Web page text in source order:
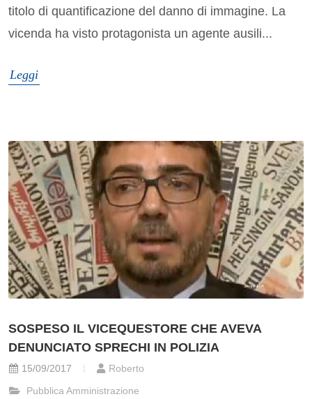
titolo di quantificazione del danno di immagine. La
vicenda ha visto protagonista un agente ausili...
Leggi
SOSPESO IL VICEQUESTORE CHE AVEVA
DENUNCIATO SPRECHI IN POLIZIA
15/09/2017
Roberto
Pubblica Amministrazione